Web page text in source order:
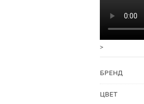
>
БРЕНД
ЦВЕТ